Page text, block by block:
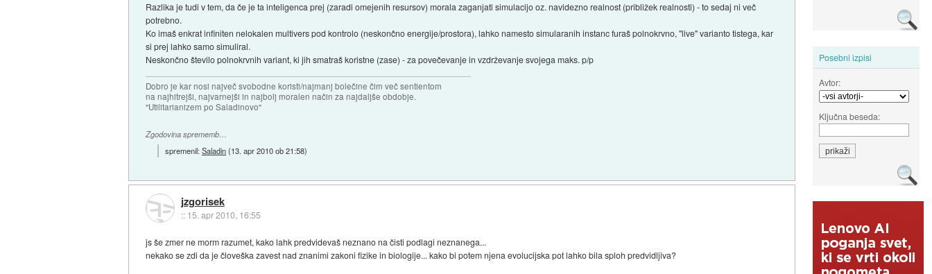
Posebni izpisi
Avtor:
Ključna beseda:
Razlika je tudi v tem, da če je ta inteligenca prej (zaradi omejenih resursov) morala zaganjati simulacijo oz. navidezno realnost (približek realnosti) - to sedaj ni več
potrebno.
Ko imaš enkrat infiniten nelokalen multivers pod kontrolo (neskončno energije/prostora), lahko namesto simularanih instanc furaš polnokrvno, "live" varianto tistega, kar
si prej lahko samo simuliral.
Neskončno število polnokrvnih variant, ki jih smatraš koristne (zase) - za povečevanje in vzdrževanje svojega maks. p/p
Dobro je kar nosi največ svobodne koristi/najmanj bolečine čim več sentientom
na najhitrejši, najvarnejši in najbolj moralen način za najdaljše obdobje.
"Utilitarianizem po Saladinovo"
Zgodovina sprememb…
spremenil:Saladin(13. apr 2010 ob 21:58)
jzgorisek
:: 15. apr 2010, 16:55
js še zmer ne morm razumet, kako lahk predvidevaš neznano na čisti podlagi neznanega...
nekako se zdi da je človeška zavest nad znanimi zakoni fizike in biologije... kako bi potem njena evolucijska pot lahko bila sploh predvidljiva?